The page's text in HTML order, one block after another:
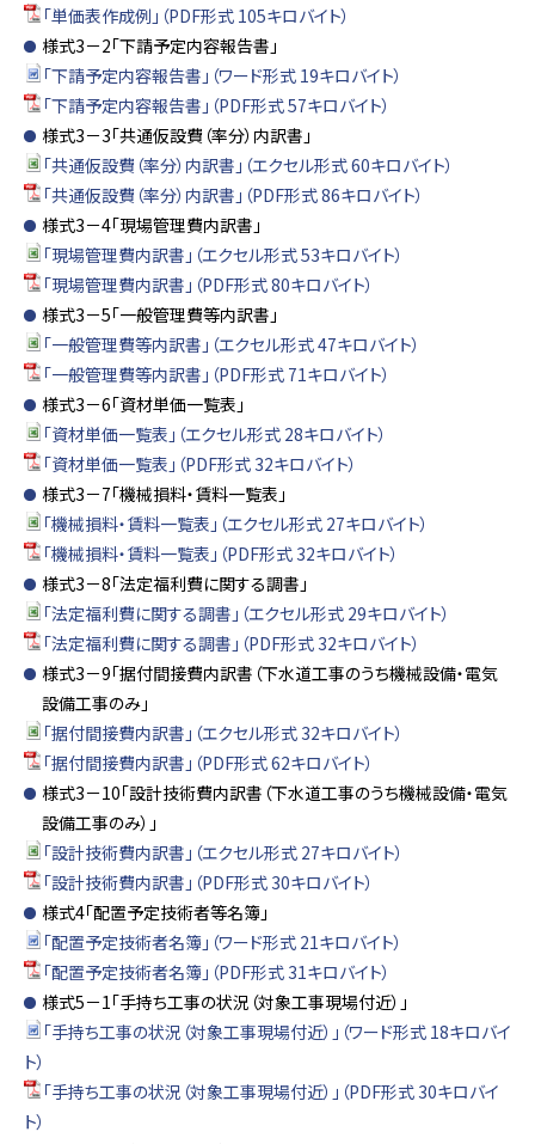
「単価表作成例」（PDF形式 105キロバイト）
様式3－2「下請予定内容報告書」
「下請予定内容報告書」（ワード形式 19キロバイト）
「下請予定内容報告書」（PDF形式 57キロバイト）
様式3－3「共通仮設費（率分）内訳書」
「共通仮設費（率分）内訳書」（エクセル形式 60キロバイト）
「共通仮設費（率分）内訳書」（PDF形式 86キロバイト）
様式3－4「現場管理費内訳書」
「現場管理費内訳書」（エクセル形式 53キロバイト）
「現場管理費内訳書」（PDF形式 80キロバイト）
様式3－5「一般管理費等内訳書」
「一般管理費等内訳書」（エクセル形式 47キロバイト）
「一般管理費等内訳書」（PDF形式 71キロバイト）
様式3－6「資材単価一覧表」
「資材単価一覧表」（エクセル形式 28キロバイト）
「資材単価一覧表」（PDF形式 32キロバイト）
様式3－7「機械損料・賃料一覧表」
「機械損料・賃料一覧表」（エクセル形式 27キロバイト）
「機械損料・賃料一覧表」（PDF形式 32キロバイト）
様式3－8「法定福利費に関する調書」
「法定福利費に関する調書」（エクセル形式 29キロバイト）
「法定福利費に関する調書」（PDF形式 32キロバイト）
様式3－9「据付間接費内訳書（下水道工事のうち機械設備・電気
設備工事のみ」
「据付間接費内訳書」（エクセル形式 32キロバイト）
「据付間接費内訳書」（PDF形式 62キロバイト）
様式3－10「設計技術費内訳書（下水道工事のうち機械設備・電気
設備工事のみ）」
「設計技術費内訳書」（エクセル形式 27キロバイト）
「設計技術費内訳書」（PDF形式 30キロバイト）
様式4「配置予定技術者等名簿」
「配置予定技術者名簿」（ワード形式 21キロバイト）
「配置予定技術者名簿」（PDF形式 31キロバイト）
様式5－1「手持ち工事の状況（対象工事現場付近）」
「手持ち工事の状況（対象工事現場付近）」（ワード形式 18キロバイ
ト）
「手持ち工事の状況（対象工事現場付近）」（PDF形式 30キロバイ
ト）